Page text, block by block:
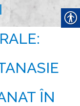
ÎN